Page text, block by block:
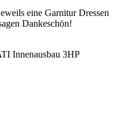
eine Garnitur Dressen
Dankeschön!